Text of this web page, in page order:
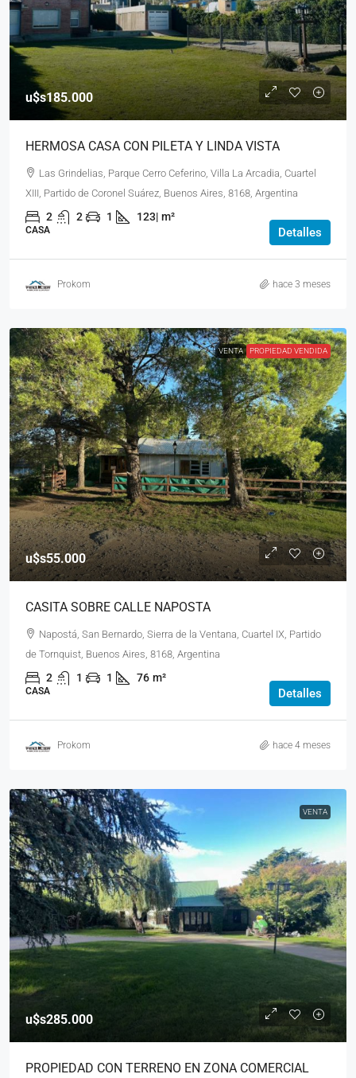
u$s185.000
HERMOSA CASA CON PILETA Y LINDA VISTA
Las Grindelias, Parque Cerro Ceferino, Villa La Arcadia, Cuartel
XIII, Partido de Coronel Suárez, Buenos Aires, 8168, Argentina
2 2 1 123| m²
CASA Detalles
Prokom hace 3 meses
VENTA PROPIEDAD VENDIDA
u$s55.000
CASITA SOBRE CALLE NAPOSTA
Napostá, San Bernardo, Sierra de la Ventana, Cuartel IX, Partido
de Tornquist, Buenos Aires, 8168, Argentina
2 1 1 76 m²
CASA Detalles
Prokom hace 4 meses
VENTA
u$s285.000
PROPIEDAD CON TERRENO EN ZONA COMERCIAL